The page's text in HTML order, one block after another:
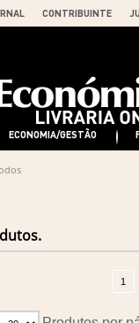
CONTRIBUINTE
ECONOMIA/GESTÃO
1